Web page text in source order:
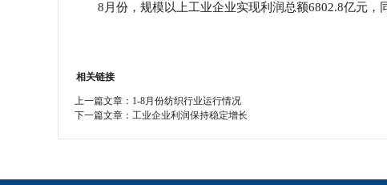
8月份，规模以上工业企业实现利润总额6802.8亿元，
相关链接
上一篇文章： 1-8月份纺织行业运行情况
下一篇文章： 工业企业利润保持稳定增长